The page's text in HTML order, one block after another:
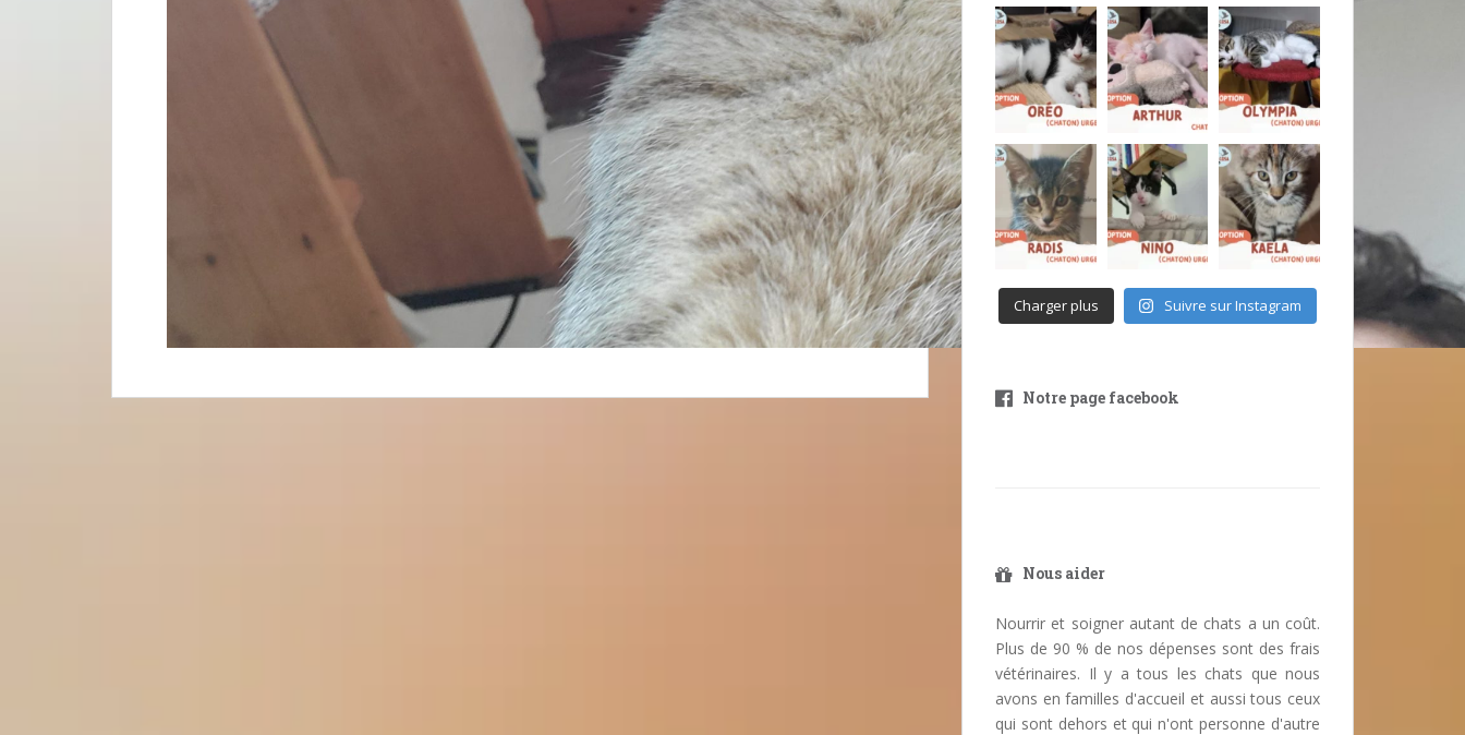
Charger plus Suivre sur Instagram
Notre page facebook
Nous aider
Nourrir et soigner autant de chats a un coût.
Plus de 90 % de nos dépenses sont des frais
vétérinaires. Il y a tous les chats que nous
avons en familles d'accueil et aussi tous ceux
qui sont dehors et qui n'ont personne d'autre